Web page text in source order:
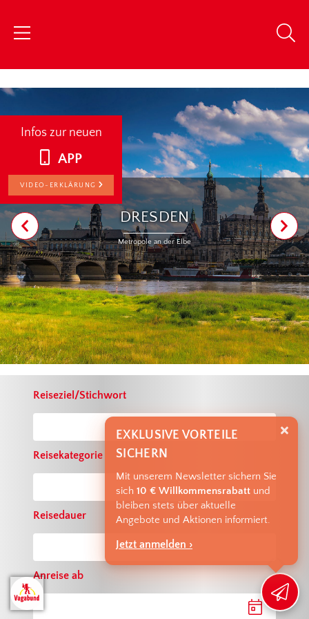
Infos zur neuen
APP
VIDEO-ERKLÄRUNG
DRESDEN
Metropole an der Elbe
Reiseziel/Stichwort
Reisekategorie
Reisedauer
Anreise ab
EXKLUSIVE VORTEILE
SICHERN
Mit unserem Newsletter sichern Sie
sich 10 € Willkommensrabatt und
bleiben stets über aktuelle
Angebote und Aktionen informiert.
Jetzt anmelden ›